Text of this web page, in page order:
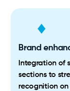
Brand
Integration of
sections to
recognition on